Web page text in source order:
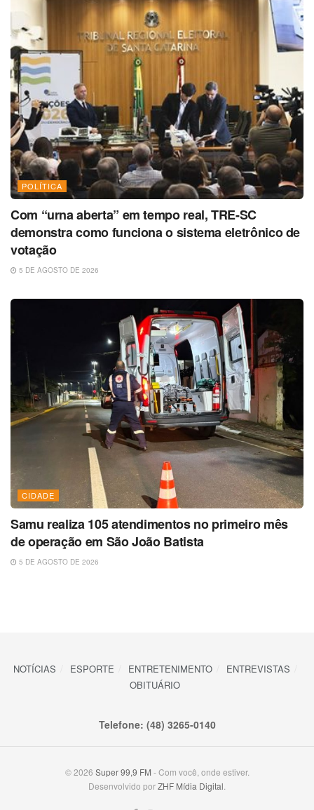
POLÍTICA
Com “urna aberta” em tempo real, TRE-SC
demonstra como funciona o sistema eletrônico de
votação
5 DE AGOSTO DE 2026
CIDADE
Samu realiza 105 atendimentos no primeiro mês
de operação em São João Batista
5 DE AGOSTO DE 2026
NOTÍCIAS ESPORTE ENTRETENIMENTO
ENTREVISTAS
OBITUÁRIO
Telefone: (48) 3265-0140
© 2026 Super 99,9 FM - Com você, onde estiver.
Desenvolvido porZHF Mídia Digital